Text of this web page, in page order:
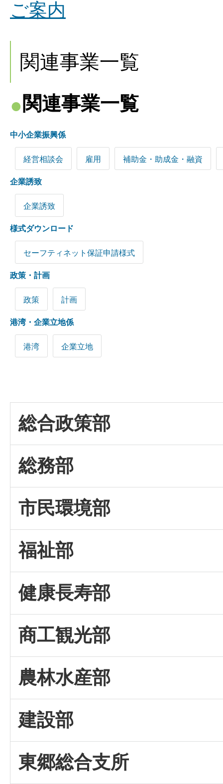
ご案内
関連事業一覧
関連事業一覧
中小企業振興係
経営相談会 雇用 補助金・助成金・融資
企業誘致
企業誘致
様式ダウンロード
セーフティネット保証申請様式
政策・計画
政策 計画
港湾・企業立地係
港湾 企業立地
総合政策部
総務部
市民環境部
福祉部
健康長寿部
商工観光部
農林水産部
建設部
東郷総合支所